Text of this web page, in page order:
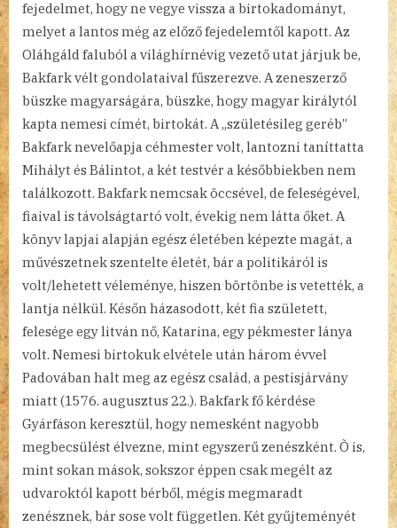
fejedelmet, hogy ne vegye vissza a birtokadományt,
melyet a lantos még az előző fejedelemtől kapott. Az
Oláhgáld faluból a világhírnévig vezető utat járjuk be,
Bakfark vélt gondolataival fűszerezve. A zeneszerző
büszke magyarságára, büszke, hogy magyar királytól
kapta nemesi címét, birtokát. A „születésileg geréb”
Bakfark nevelőapja céhmester volt, lantozni taníttatta
Mihályt és Bálintot, a két testvér a későbbiekben nem
találkozott. Bakfark nemcsak öccsével, de feleségével,
fiaival is távolságtartó volt, évekig nem látta őket. A
könyv lapjai alapján egész életében képezte magát, a
művészetnek szentelte életét, bár a politikáról is
volt/lehetett véleménye, hiszen börtönbe is vetették, a
lantja nélkül. Későn házasodott, két fia született,
felesége egy litván nő, Katarina, egy pékmester lánya
volt. Nemesi birtokuk elvétele után három évvel
Padovában halt meg az egész család, a pestisjárvány
miatt (1576. augusztus 22.). Bakfark fő kérdése
Gyárfáson keresztül, hogy nemesként nagyobb
megbecsülést élvezne, mint egyszerű zenészként. Õ is,
mint sokan mások, sokszor éppen csak megélt az
udvaroktól kapott bérből, mégis megmaradt
zenésznek, bár sose volt független. Két gyűjteményét